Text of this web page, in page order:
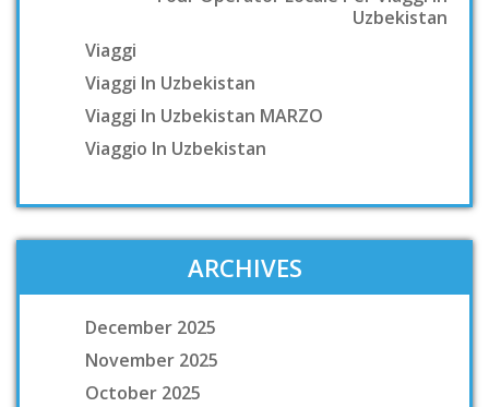
Uzbekistan
Viaggi
Viaggi In Uzbekistan
Viaggi In Uzbekistan MARZO
Viaggio In Uzbekistan
ARCHIVES
December 2025
November 2025
October 2025